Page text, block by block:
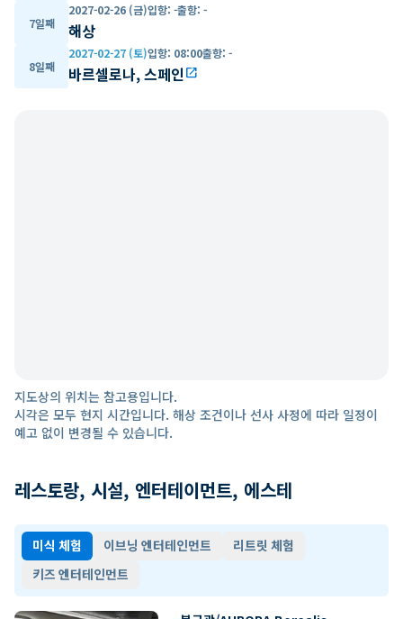
7일째
2027-02-26 (금)입항: -출항: -
해상
8일째
2027-02-27 (토)입항: 08:00출항: -
바르셀로나, 스페인open_in_new
지도상의 위치는 참고용입니다.
시각은 모두 현지 시간입니다. 해상 조건이나 선사 사정에 따라 일정이
예고 없이 변경될 수 있습니다.
레스토랑, 시설, 엔터테이먼트, 에스테
미식 체험 이브닝 엔터테인먼트
리트릿 체험
키즈 엔터테인먼트